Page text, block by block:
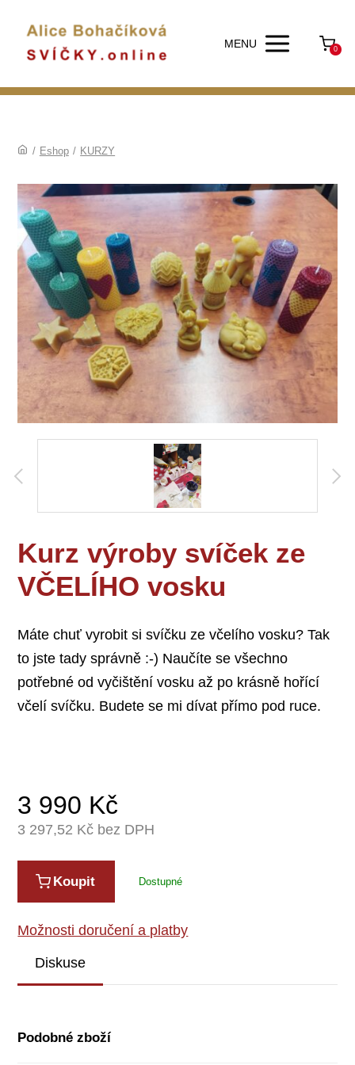
MENU 0
/ Eshop / KURZY
Kurz výroby svíček ze
VČELÍHO vosku
Máte chuť vyrobit si svíčku ze včelího vosku? Tak
to jste tady správně :-) Naučíte se všechno
potřebné od vyčištění vosku až po krásně hořící
včelí svíčku. Budete se mi dívat přímo pod ruce.
3 990 Kč
3 297,52 Kč bez DPH
Koupit Dostupné
Možnosti doručení a platby
Diskuse
Podobné zboží